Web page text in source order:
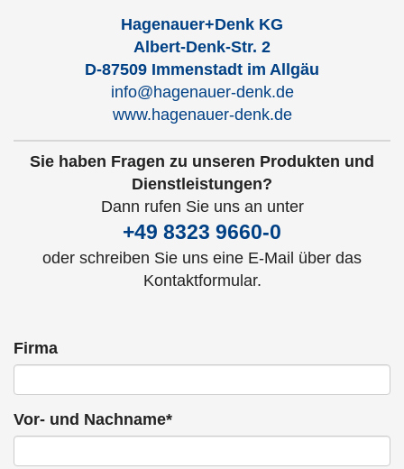
Hagenauer+Denk KG
Albert-Denk-Str. 2
D-87509 Immenstadt im Allgäu
info@hagenauer-denk.de
www.hagenauer-denk.de
Sie haben Fragen zu unseren Produkten und
Dienstleistungen?
Dann rufen Sie uns an unter
+49 8323 9660-0
oder schreiben Sie uns eine E-Mail über das
Kontaktformular.
Firma
Vor- und Nachname*